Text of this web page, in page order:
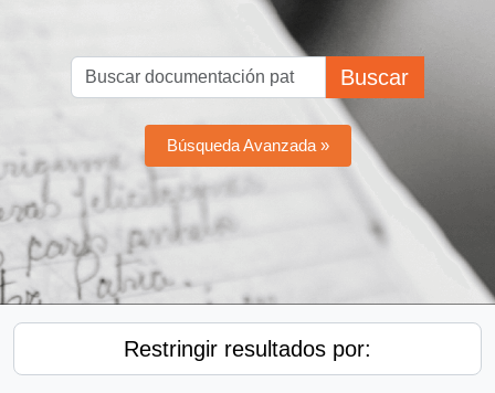
Buscar
Búsqueda Avanzada »
Restringir resultados por: